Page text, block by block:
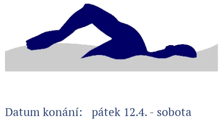
Datum konání: pátek 12.4. - sobota